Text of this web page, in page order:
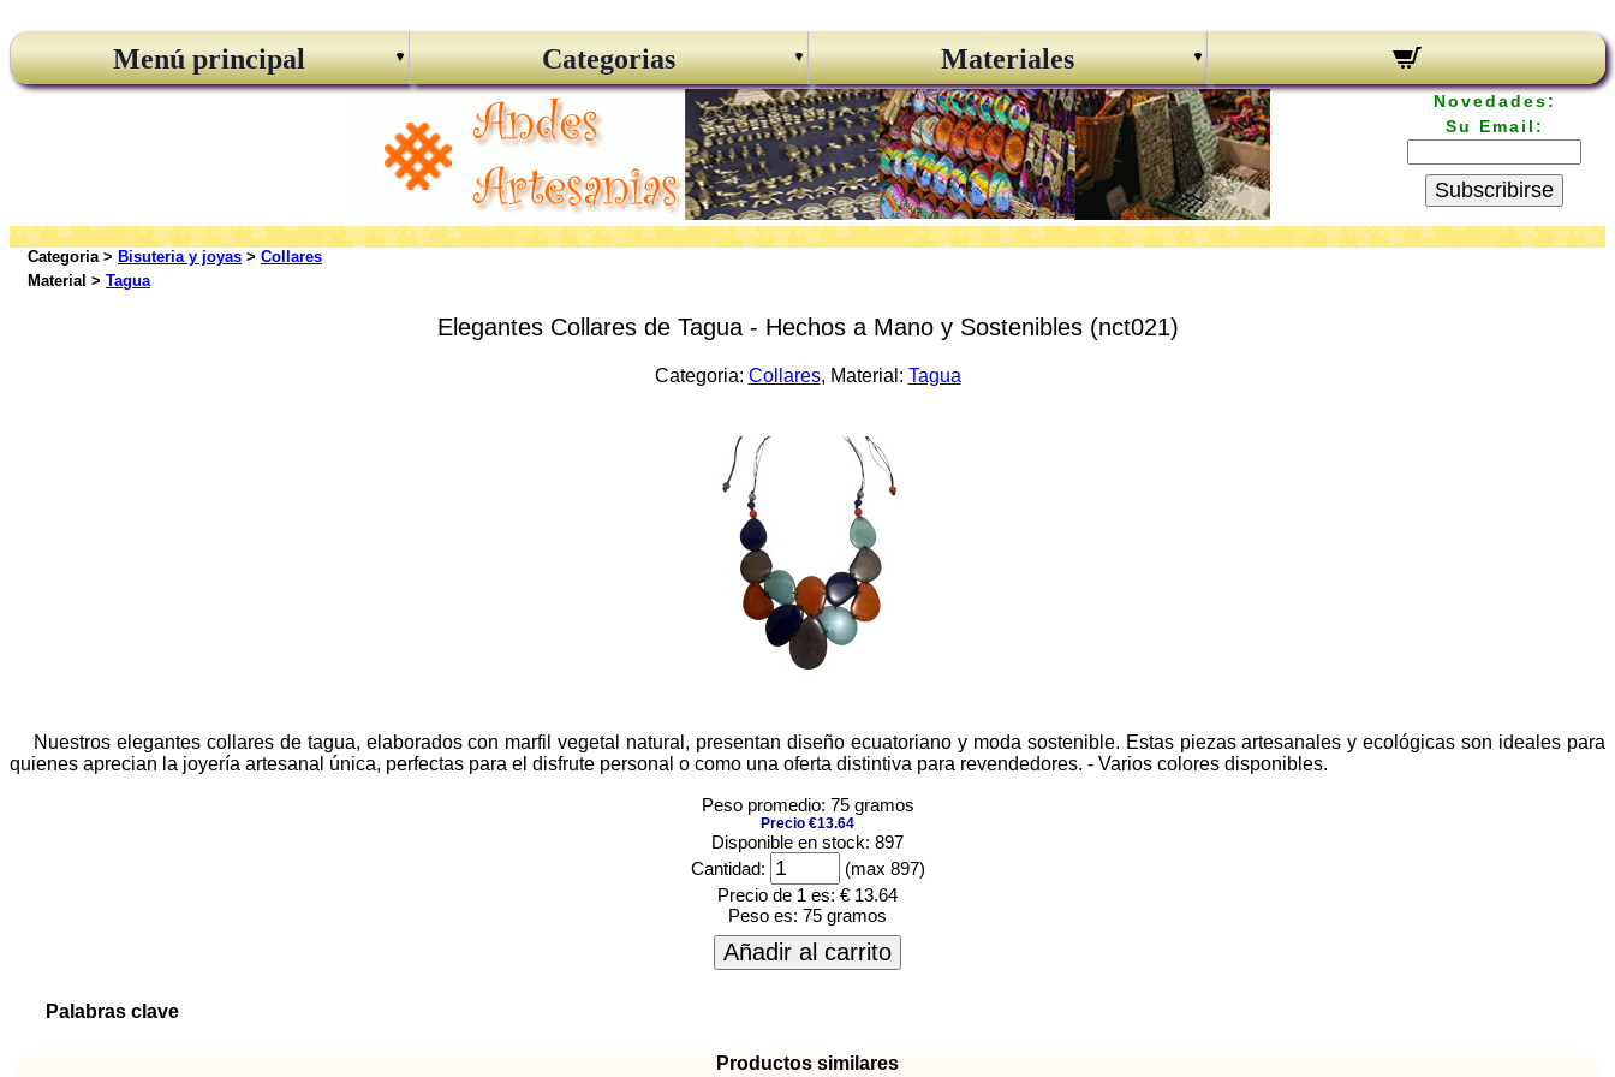
Menú principal Categorias Materiales
Novedades:
Su Email:
Subscribirse
Categoria > Bisuteria y joyas > Collares
Material > Tagua
Elegantes Collares de Tagua - Hechos a Mano y Sostenibles (nct021)
Categoria: Collares, Material: Tagua
Nuestros elegantes collares de tagua, elaborados con marfil vegetal natural, presentan diseño ecuatoriano y moda sostenible. Estas piezas artesanales y ecológicas son ideales para
quienes aprecian la joyería artesanal única, perfectas para el disfrute personal o como una oferta distintiva para revendedores. - Varios colores disponibles.
Peso promedio: 75 gramos
Precio €13.64
Disponible en stock: 897
Cantidad:
(max 897)
Precio de 1 es: € 13.64
Peso es: 75 gramos
Añadir al carrito
Palabras clave
Productos similares